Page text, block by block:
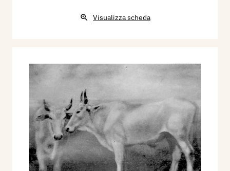
Visualizza scheda